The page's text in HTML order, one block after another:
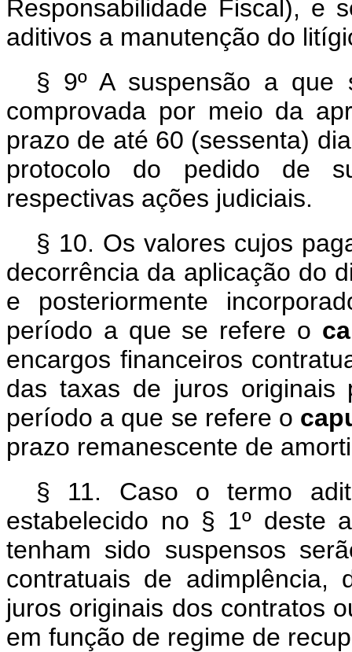
Responsabilidade Fiscal), e
aditivos a manutenção do
§ 9º A suspensão a
comprovada por meio da
prazo de até 60 (sessenta)
protocolo do pedido de
respectivas ações judiciais.
§ 10. Os valores cujos
decorrência da aplicação do
e posteriormente
período a que se refere o
encargos financeiros
das taxas de juros
período a que se refere o
prazo remanescente de
§ 11. Caso o termo
estabelecido no § 1º deste
tenham sido suspensos
contratuais de
juros originais dos contratos
em função de regime de